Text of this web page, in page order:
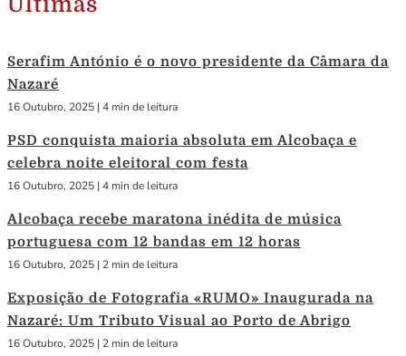
Serafim António é o novo presidente da Câmara da
Nazaré
16 Outubro, 2025 | 4 min de leitura
PSD conquista maioria absoluta em Alcobaça e
celebra noite eleitoral com festa
16 Outubro, 2025 | 4 min de leitura
Alcobaça recebe maratona inédita de música
portuguesa com 12 bandas em 12 horas
16 Outubro, 2025 | 2 min de leitura
Exposição de Fotografia «RUMO» Inaugurada na
Nazaré: Um Tributo Visual ao Porto de Abrigo
16 Outubro, 2025 | 2 min de leitura